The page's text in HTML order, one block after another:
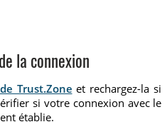
la connexion
Trust.Zone et rechargez-la si
si votre connexion avec le
établie.